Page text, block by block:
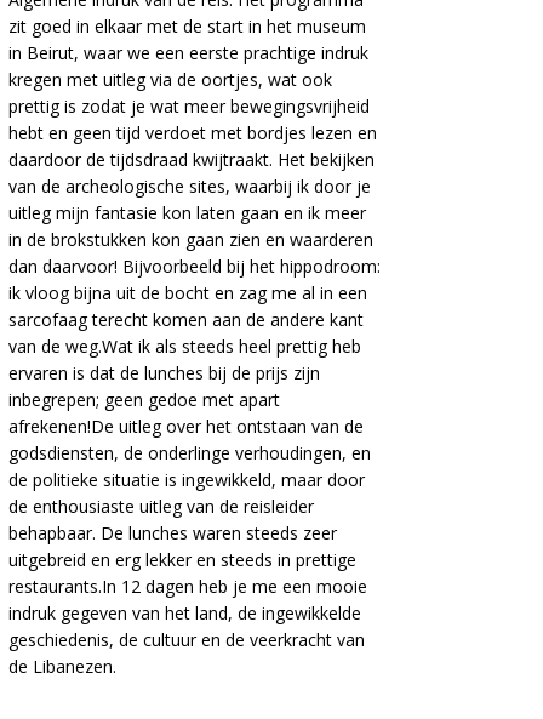
zit goed in elkaar met de start in het museum
in Beirut, waar we een eerste prachtige indruk
kregen met uitleg via de oortjes, wat ook
prettig is zodat je wat meer bewegingsvrijheid
hebt en geen tijd verdoet met bordjes lezen en
daardoor de tijdsdraad kwijtraakt. Het bekijken
van de archeologische sites, waarbij ik door je
uitleg mijn fantasie kon laten gaan en ik meer
in de brokstukken kon gaan zien en waarderen
dan daarvoor! Bijvoorbeeld bij het hippodroom:
ik vloog bijna uit de bocht en zag me al in een
sarcofaag terecht komen aan de andere kant
van de weg.Wat ik als steeds heel prettig heb
ervaren is dat de lunches bij de prijs zijn
inbegrepen; geen gedoe met apart
afrekenen!De uitleg over het ontstaan van de
godsdiensten, de onderlinge verhoudingen, en
de politieke situatie is ingewikkeld, maar door
de enthousiaste uitleg van de reisleider
behapbaar. De lunches waren steeds zeer
uitgebreid en erg lekker en steeds in prettige
restaurants.In 12 dagen heb je me een mooie
indruk gegeven van het land, de ingewikkelde
geschiedenis, de cultuur en de veerkracht van
de Libanezen.